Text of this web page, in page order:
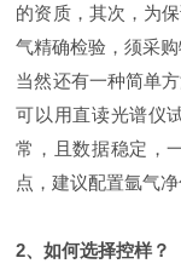
的资质，其次，为
气精确检验，须采
当然还有一种简单
可以用直读光谱仪
常，且数据稳定，
点，建议配置氩气净
2、如何选择控样？